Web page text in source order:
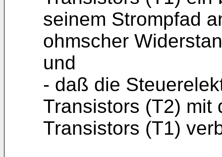
seinem Strompfad
ohmscher
und
- daß die
Transistors (T2) mit
Transistors (T1)